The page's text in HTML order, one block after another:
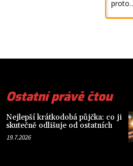
Ostatní právě čtou
Nejlepší krátkodobá půjčka: co ji
skutečně odlišuje od ostatních
19.7.2026